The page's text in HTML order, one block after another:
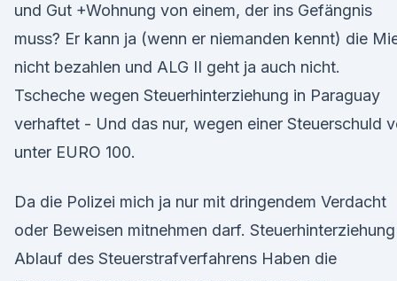
und Gut +Wohnung von einem, der ins Gefängnis
muss? Er kann ja (wenn er niemanden kennt) die
nicht bezahlen und ALG II geht ja auch nicht.
Tscheche wegen Steuerhinterziehung in Paraguay
verhaftet - Und das nur, wegen einer Steuerschuld
unter EURO 100.
Da die Polizei mich ja nur mit dringendem Verdacht
oder Beweisen mitnehmen darf.
Ablauf des Steuerstrafverfahrens Haben die